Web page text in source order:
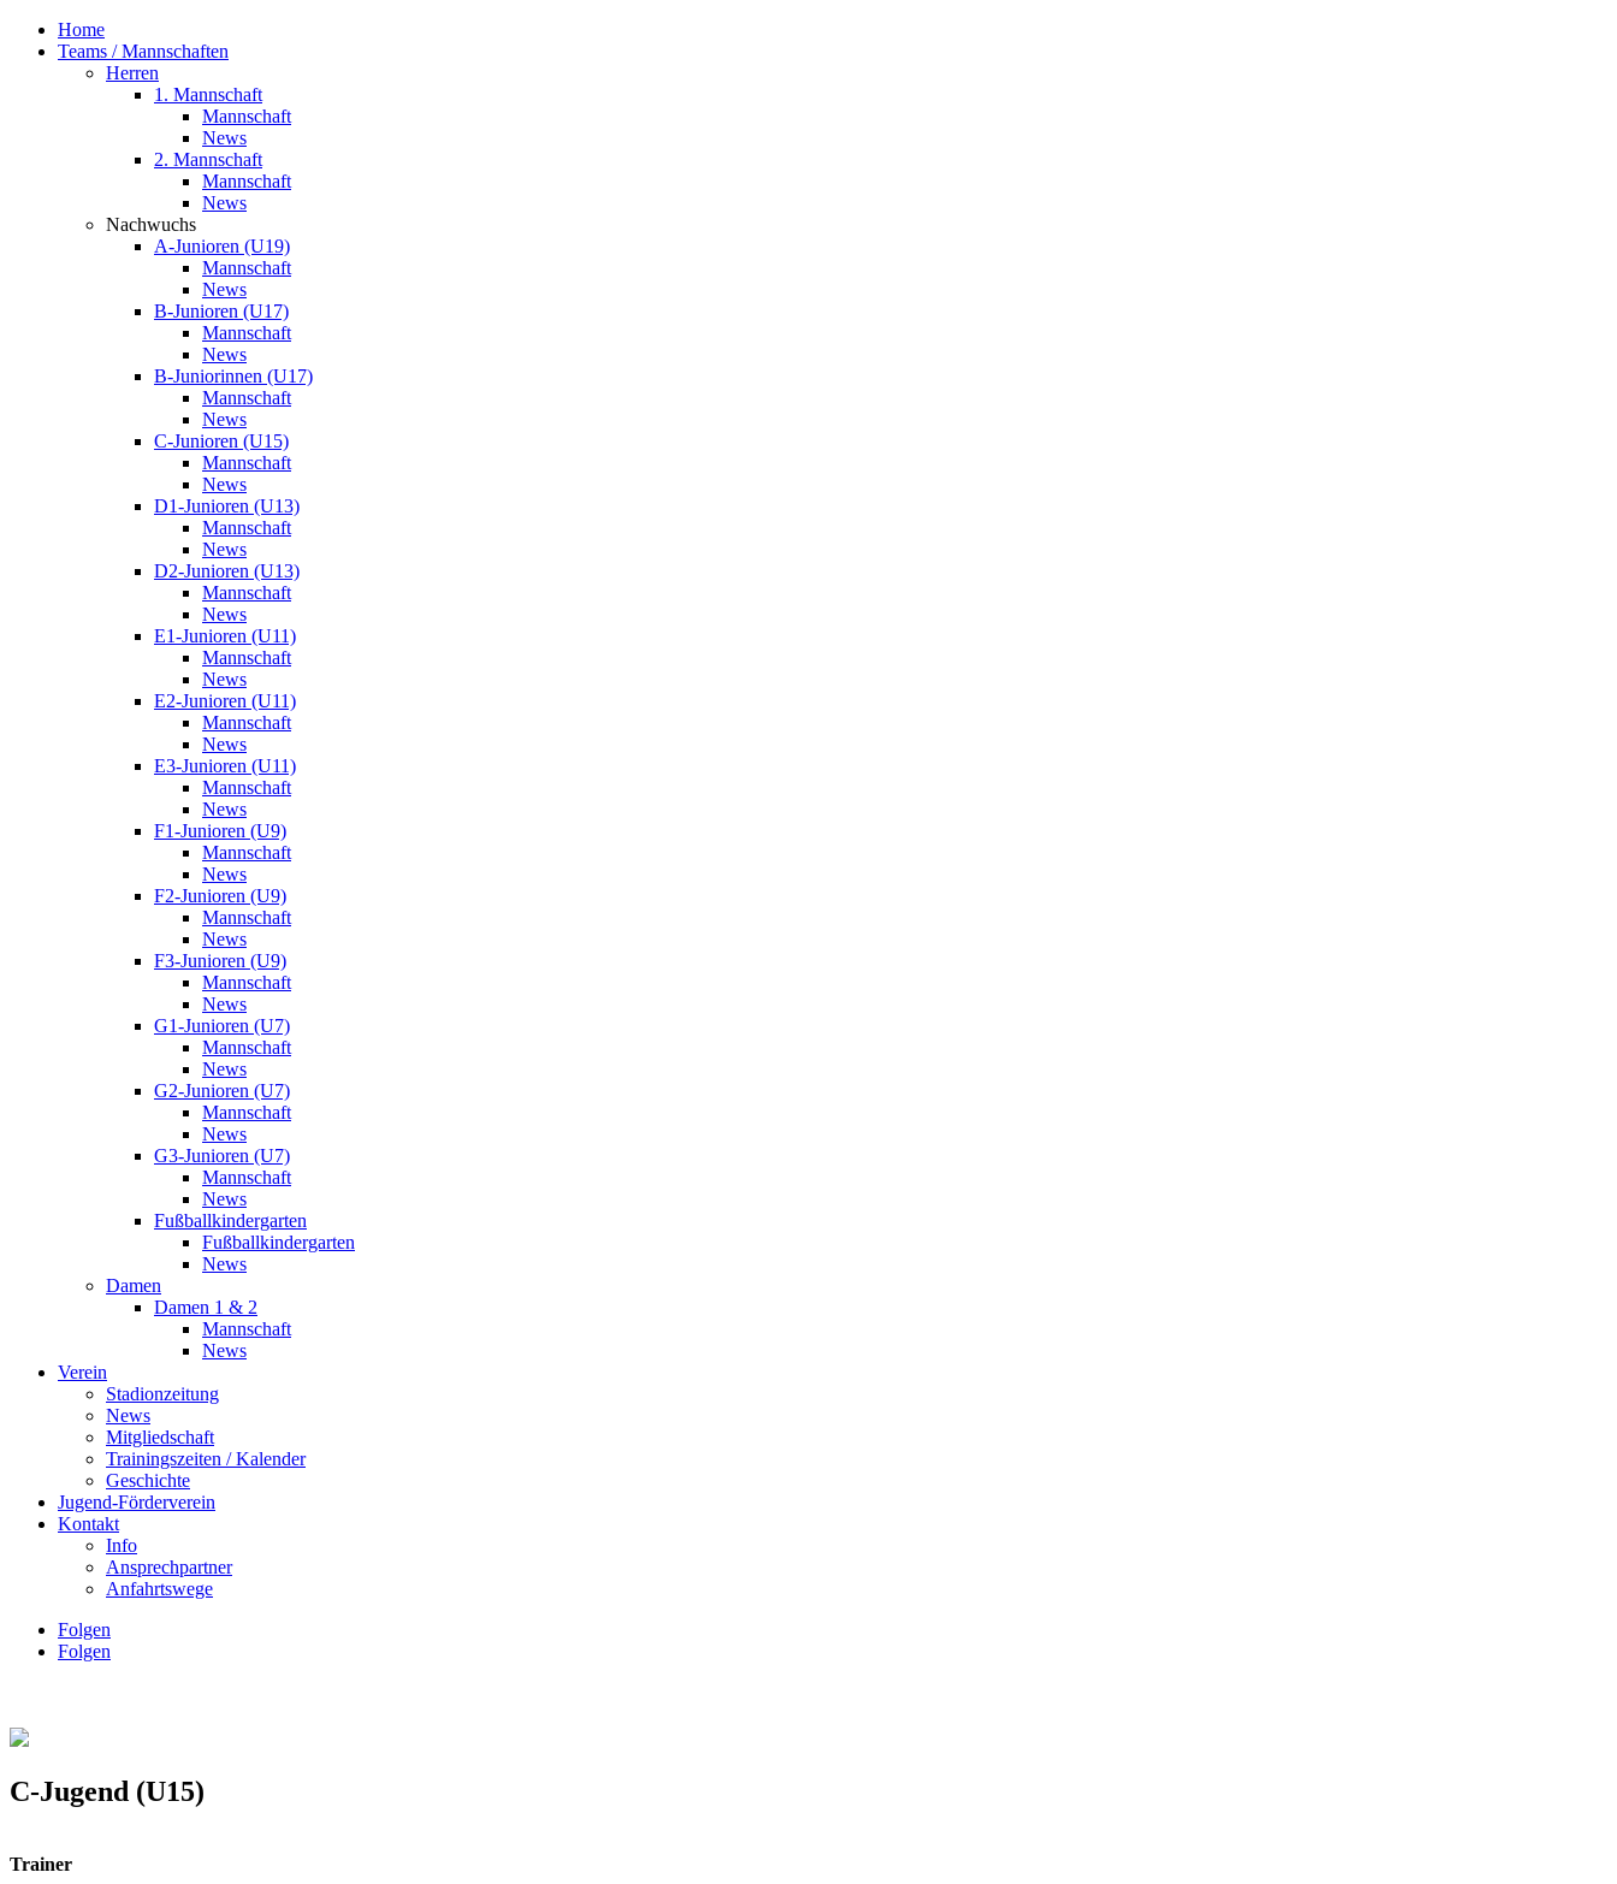
Home
Teams / Mannschaften
Herren
1. Mannschaft
Mannschaft
News
2. Mannschaft
Mannschaft
News
Nachwuchs
A-Junioren (U19)
Mannschaft
News
B-Junioren (U17)
Mannschaft
News
B-Juniorinnen (U17)
Mannschaft
News
C-Junioren (U15)
Mannschaft
News
D1-Junioren (U13)
Mannschaft
News
D2-Junioren (U13)
Mannschaft
News
E1-Junioren (U11)
Mannschaft
News
E2-Junioren (U11)
Mannschaft
News
E3-Junioren (U11)
Mannschaft
News
F1-Junioren (U9)
Mannschaft
News
F2-Junioren (U9)
Mannschaft
News
F3-Junioren (U9)
Mannschaft
News
G1-Junioren (U7)
Mannschaft
News
G2-Junioren (U7)
Mannschaft
News
G3-Junioren (U7)
Mannschaft
News
Fußballkindergarten
Fußballkindergarten
News
Damen
Damen 1 & 2
Mannschaft
News
Verein
Stadionzeitung
News
Mitgliedschaft
Trainingszeiten / Kalender
Geschichte
Jugend-Förderverein
Kontakt
Info
Ansprechpartner
Anfahrtswege
Folgen
Folgen
C-Jugend (U15)
Trainer